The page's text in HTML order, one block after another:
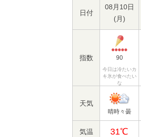
日付
08月10日
(月)
指数 90
今日は冷たいカ
キ氷が食べたい
な
天気
晴時々曇
気温
31℃